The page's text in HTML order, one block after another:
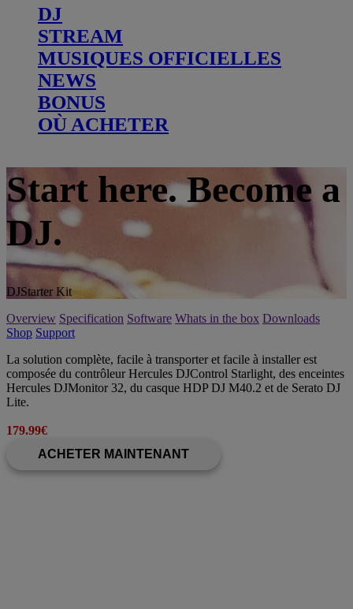
DJ
STREAM
MUSIQUES OFFICIELLES
NEWS
BONUS
OÙ ACHETER
Start here. Become a
DJ.
DJStarter Kit
Overview Specification Software Whats in the box Downloads
Shop Support
La solution complète, facile à transporter et facile à installer est
composée du contrôleur Hercules DJControl Starlight, des enceintes
Hercules DJMonitor 32, du casque HDP DJ M40.2 et de Serato DJ
Lite.
179.99€
ACHETER MAINTENANT